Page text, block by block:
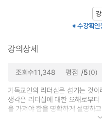
※ 수강확인
강의상세
조회수11,348 평점 /5(0)
기독교인의 리더십은 섬기는 것
생각은 리더십에 대한 오해로부
을 가져야 함을 명확하게 설명하
에 대한 청지기적 리더십이 얼마...